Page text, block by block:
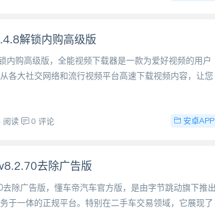
解锁内购高级版
内购高级版，全能视频下载器是一款为爱好视频的用户
各大社交网络和流行视频平台高速下载视频内容，让您
阅读 0 评论 安卓APP
去除广告版
除广告版，懂车帝汽车官方版，是由字节跳动旗下推
于一体的正规平台。特别在二手车交易领域，它展现了